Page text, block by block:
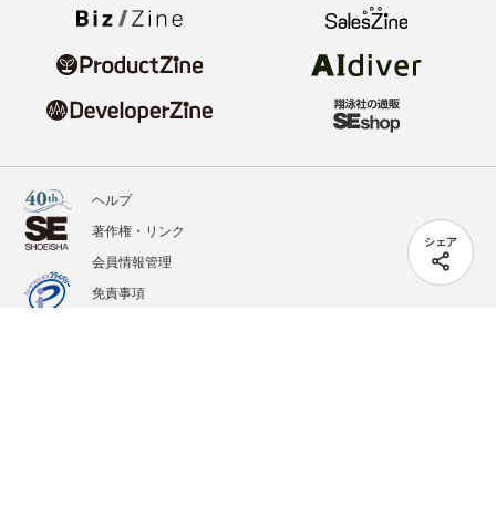
シェア
ヘルプ
著作権・リンク
会員情報管理
免責事項